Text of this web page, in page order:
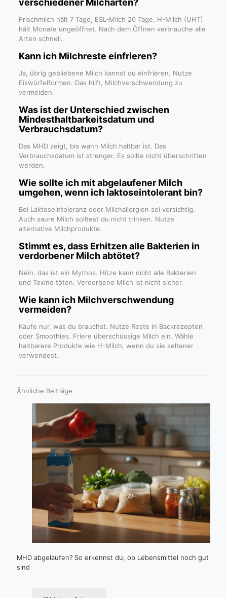
verschiedener Milcharten?
Frischmilch hält 7 Tage, ESL-Milch 20 Tage. H-Milch (UHT)
hält Monate ungeöffnet. Nach dem Öffnen verbrauche alle
Arten schnell.
Kann ich Milchreste einfrieren?
Ja, übrig gebliebene Milch kannst du einfrieren. Nutze
Eiswürfelformen. Das hilft, Milchverschwendung zu
vermeiden.
Was ist der Unterschied zwischen
Mindesthaltbarkeitsdatum und
Verbrauchsdatum?
Das MHD zeigt, bis wann Milch haltbar ist. Das
Verbrauchsdatum ist strenger. Es sollte nicht überschritten
werden.
Wie sollte ich mit abgelaufener Milch
umgehen, wenn ich laktoseintolerant bin?
Bei Laktoseintoleranz oder Milchallergien sei vorsichtig.
Auch saure Milch solltest du nicht trinken. Nutze
alternative Milchprodukte.
Stimmt es, dass Erhitzen alle Bakterien in
verdorbener Milch abtötet?
Nein, das ist ein Mythos. Hitze kann nicht alle Bakterien
und Toxine töten. Verdorbene Milch ist nicht sicher.
Wie kann ich Milchverschwendung
vermeiden?
Kaufe nur, was du brauchst. Nutze Reste in Backrezepten
oder Smoothies. Friere überschüssige Milch ein. Wähle
haltbarere Produkte wie H-Milch, wenn du sie seltener
verwendest.
Ähnliche Beiträge
MHD abgelaufen? So erkennst du, ob Lebensmittel noch gut
sind